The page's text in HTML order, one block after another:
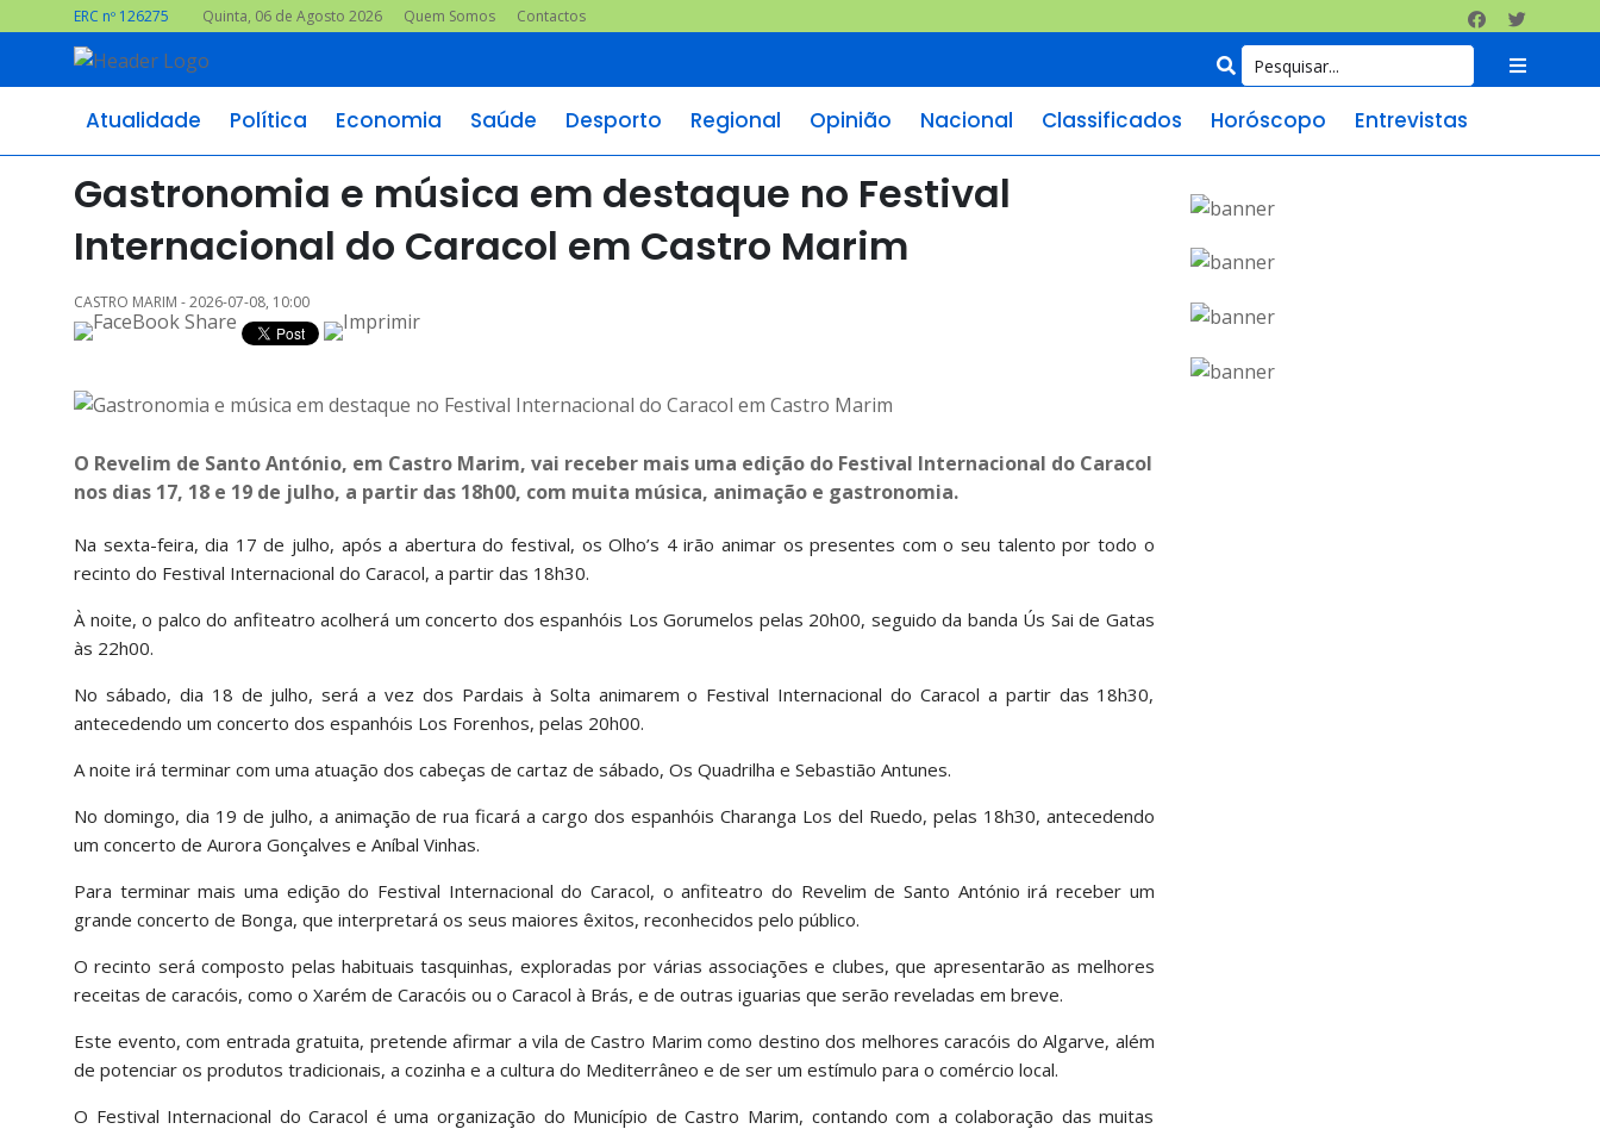
ERC nº 126275 Quinta, 06 de Agosto 2026 Quem Somos Contactos
Atualidade Política Economia Saúde Desporto Regional Opinião Nacional Classificados Horóscopo Entrevistas
Gastronomia e música em destaque no Festival
Internacional do Caracol em Castro Marim
CASTRO MARIM - 2026-07-08, 10:00
O Revelim de Santo António, em Castro Marim, vai receber mais uma edição do Festival Internacional do Caracol
nos dias 17, 18 e 19 de julho, a partir das 18h00, com muita música, animação e gastronomia.
Na sexta-feira, dia 17 de julho, após a abertura do festival, os Olho’s 4 irão animar os presentes com o seu talento por todo o
recinto do Festival Internacional do Caracol, a partir das 18h30.
À noite, o palco do anfiteatro acolherá um concerto dos espanhóis Los Gorumelos pelas 20h00, seguido da banda Ús Sai de Gatas
às 22h00.
No sábado, dia 18 de julho, será a vez dos Pardais à Solta animarem o Festival Internacional do Caracol a partir das 18h30,
antecedendo um concerto dos espanhóis Los Forenhos, pelas 20h00.
A noite irá terminar com uma atuação dos cabeças de cartaz de sábado, Os Quadrilha e Sebastião Antunes.
No domingo, dia 19 de julho, a animação de rua ficará a cargo dos espanhóis Charanga Los del Ruedo, pelas 18h30, antecedendo
um concerto de Aurora Gonçalves e Aníbal Vinhas.
Para terminar mais uma edição do Festival Internacional do Caracol, o anfiteatro do Revelim de Santo António irá receber um
grande concerto de Bonga, que interpretará os seus maiores êxitos, reconhecidos pelo público.
O recinto será composto pelas habituais tasquinhas, exploradas por várias associações e clubes, que apresentarão as melhores
receitas de caracóis, como o Xarém de Caracóis ou o Caracol à Brás, e de outras iguarias que serão reveladas em breve.
Este evento, com entrada gratuita, pretende afirmar a vila de Castro Marim como destino dos melhores caracóis do Algarve, além
de potenciar os produtos tradicionais, a cozinha e a cultura do Mediterrâneo e de ser um estímulo para o comércio local.
O Festival Internacional do Caracol é uma organização do Município de Castro Marim, contando com a colaboração das muitas